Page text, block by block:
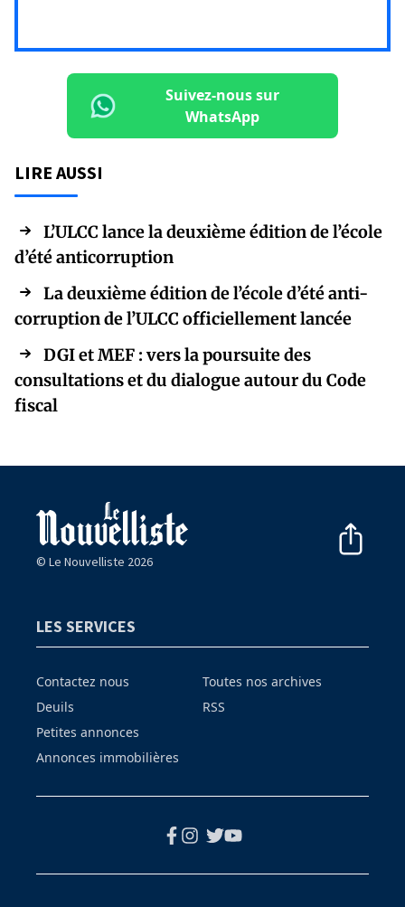
Suivez-nous sur
WhatsApp
LIRE AUSSI
L’ULCC lance la deuxième édition de l’école
d’été anticorruption
La deuxième édition de l’école d’été anti-
corruption de l’ULCC officiellement lancée
DGI et MEF : vers la poursuite des
consultations et du dialogue autour du Code
fiscal
© Le Nouvelliste 2026
LES SERVICES
Contactez nous
Deuils
Petites annonces
Annonces immobilières
Toutes nos archives
RSS